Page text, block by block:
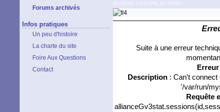
Forums archivés
Infos pratiques
Un peu d'histoire
La charte du site
Foire Aux Questions
Contact
Suite à une erreur
Description: Can't connect
'/var/run/
Requête